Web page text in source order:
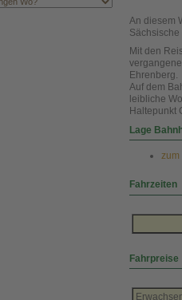
An diesem
Sächsische
Mit den
Ehrenberg.
Auf dem
leibliche
Haltepunkt
Lage
zum
Fahrzeiten
von
Fahrpreise